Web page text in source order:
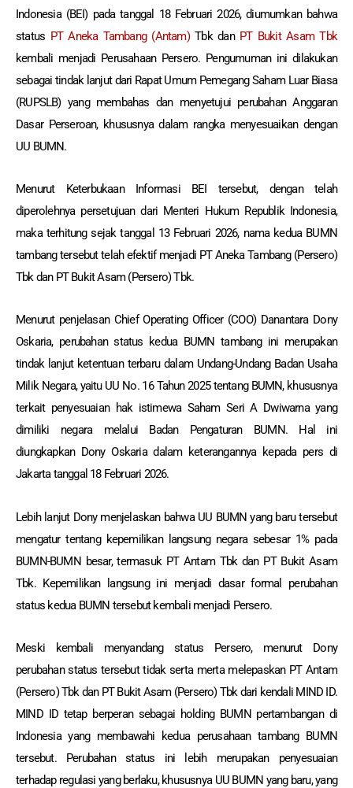
Indonesia (BEI) pada tanggal 18 Februari 2026, diumumkan bahwa
status PT Aneka Tambang (Antam)Tbk dan PT Bukit Asam Tbk
kembali menjadi Perusahaan Persero. Pengumuman ini dilakukan
sebagai tindak lanjut dari Rapat Umum Pemegang Saham Luar Biasa
(RUPSLB) yang membahas dan menyetujui perubahan Anggaran
Dasar Perseroan, khususnya dalam rangka menyesuaikan dengan
UU BUMN.
Menurut Keterbukaan Informasi BEI tersebut, dengan telah
diperolehnya persetujuan dari Menteri Hukum Republik Indonesia,
maka terhitung sejak tanggal 13 Februari 2026, nama kedua BUMN
tambang tersebut telah efektif menjadi PT Aneka Tambang (Persero)
Tbk dan PT Bukit Asam (Persero) Tbk.
Menurut penjelasan Chief Operating Officer (COO) Danantara Dony
Oskaria, perubahan status kedua BUMN tambang ini merupakan
tindak lanjut ketentuan terbaru dalam Undang-Undang Badan Usaha
Milik Negara, yaitu UU No. 16 Tahun 2025 tentang BUMN, khususnya
terkait penyesuaian hak istimewa Saham Seri A Dwiwarna yang
dimiliki negara melalui Badan Pengaturan BUMN. Hal ini
diungkapkan Dony Oskaria dalam keterangannya kepada pers di
Jakarta tanggal 18 Februari 2026.
Lebih lanjut Dony menjelaskan bahwa UU BUMN yang baru tersebut
mengatur tentang kepemilikan langsung negara sebesar 1% pada
BUMN-BUMN besar, termasuk PT Antam Tbk dan PT Bukit Asam
Tbk. Kepemilikan langsung ini menjadi dasar formal perubahan
status kedua BUMN tersebut kembali menjadi Persero.
Meski kembali menyandang status Persero, menurut Dony
perubahan status tersebut tidak serta merta melepaskan PT Antam
(Persero) Tbk dan PT Bukit Asam (Persero) Tbk dari kendali MIND ID.
MIND ID tetap berperan sebagai holding BUMN pertambangan di
Indonesia yang membawahi kedua perusahaan tambang BUMN
tersebut. Perubahan status ini lebih merupakan penyesuaian
terhadap regulasi yang berlaku, khususnya UU BUMN yang baru, yang